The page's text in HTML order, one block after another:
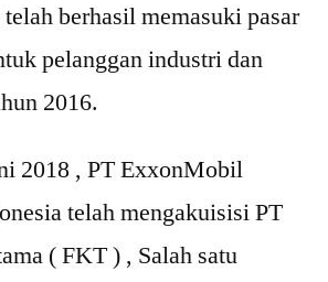
berhasil memasuki pasar
pelanggan industri dan
2016.
2018 , PT ExxonMobil
telah mengakuisisi PT
( FKT ) , Salah satu